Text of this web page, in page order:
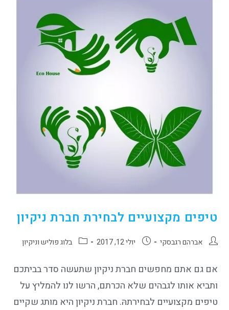
טיפים מקצועיים לבחירת חברת ניקיון
אברהם רגבסקי יולי 12, 2017 בלוג פוליש וניקיון
אם גם אתם מחפשים חברת ניקיון שתעשה סדר בביתכם
ותביא אותו לגבהים שלא הכרתם, הרשו לנו להמליץ על
טיפים מקצועיים לבחירתהּ. חברת ניקיון היא מותג שקיים